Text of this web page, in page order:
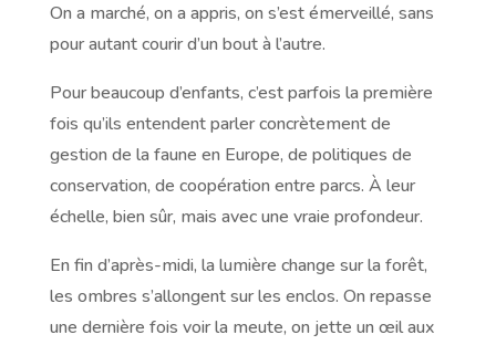
On a marché, on a appris, on s’est émerveillé, sans
pour autant courir d’un bout à l’autre.
Pour beaucoup d’enfants, c’est parfois la première
fois qu’ils entendent parler concrètement de
gestion de la faune en Europe, de politiques de
conservation, de coopération entre parcs. À leur
échelle, bien sûr, mais avec une vraie profondeur.
En fin d’après-midi, la lumière change sur la forêt,
les ombres s’allongent sur les enclos. On repasse
une dernière fois voir la meute, on jette un œil aux